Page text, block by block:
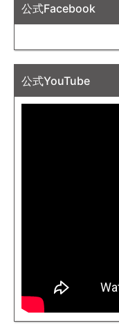
公式Facebook
公式YouTube